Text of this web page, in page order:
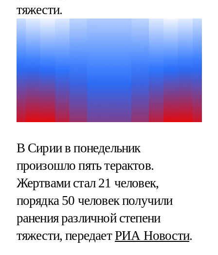
тяжести.
В Сирии в понедельник
произошло пять терактов.
Жертвами стал 21 человек,
порядка 50 человек получили
ранения различной степени
тяжести, передаетРИА Новости.